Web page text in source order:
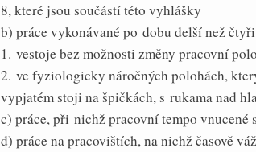
8, které jsou součástí této vyhlášky
b) práce vykonávané po dobu delší než
1. vestoje bez možnosti změny pracovní
2. ve fyziologicky náročných polohách,
vypjatém stoji na špičkách, s rukama nad
c) práce, při nichž pracovní tempo
d) práce na pracovištích, na nichž časově